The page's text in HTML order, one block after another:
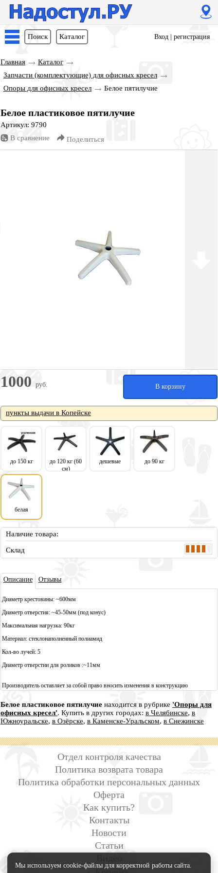
Поиск Каталог Вход регистрация
Главная
Каталог
Запчасти (комплектующие) для офисных кресел
Опоры для офисных кресел
Белое пятилучие
Белое пластиковое пятилучие
Артикул: 9790
В сравнение
Поделиться
1000 руб. В корзину
пункты выдачи в Копейске
до 150 кг
до 120 кг (60
см)
дешевые до 90 кг
белая
Наличие товара:
Склад
Описание Отзывы
Диаметр крестовины: ~600мм
Диаметр отверстия: ~45-50мм (под конус)
Максимальная нагрузка: 90кг
Материал: стеклонаполненный полиамид
Кол-во лучей: 5
Диаметр отверстии для роликов :~11мм
Производитель оставляет за собой право вносить изменения в конструкцию
Белое пластиковое пятилучие находится в рубрике 'Опоры для
офисных кресел'. Купить в других городах: в Челябинске, в
Южноуральске, в Озёрске, в Каменске-Уральском, в Снежинске
Отдел контроля качества
Политика возврата товара
Политика обработки персональных данных
Оферта
Как купить?
Контакты
Новости
Статьи
Мы используем cookie-файлы для корректной работы сайта.